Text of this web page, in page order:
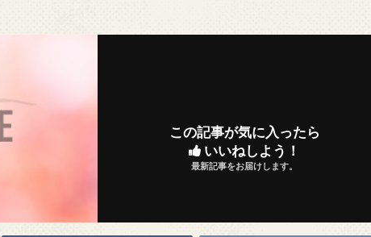
この記事が気に入ったら
いいねしよう！
最新記事をお届けします。